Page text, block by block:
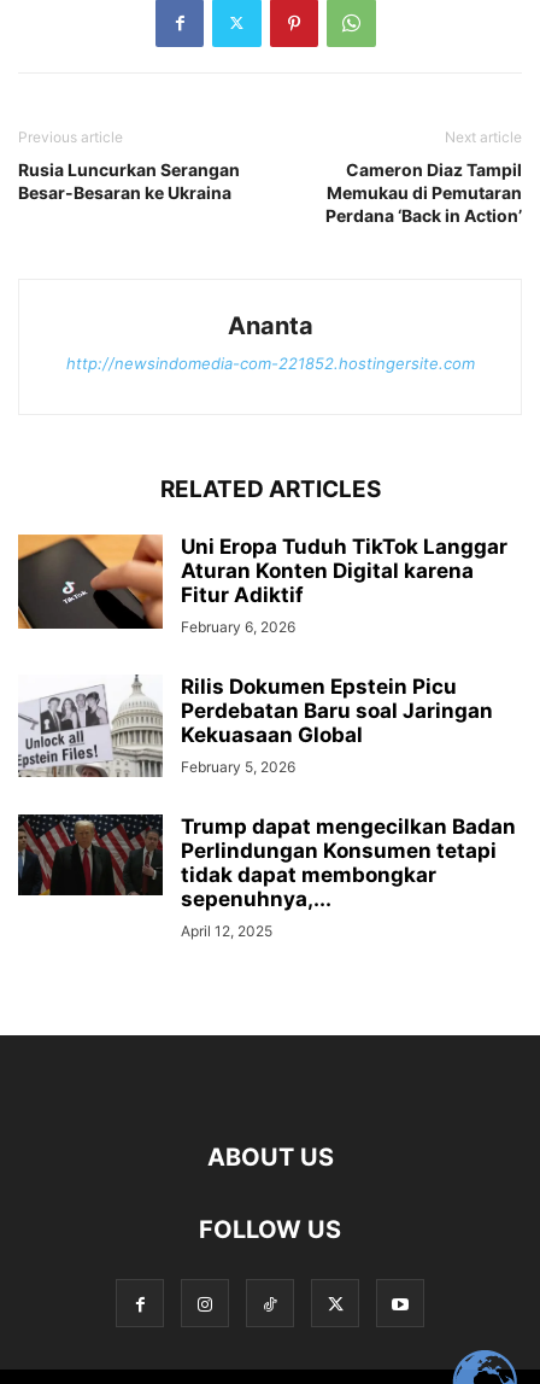
Previous article
Rusia Luncurkan Serangan
Besar-Besaran ke Ukraina
Next article
Cameron Diaz Tampil
Memukau di Pemutaran
Perdana ‘Back in Action’
Ananta
http://newsindomedia-com-221852.hostingersite.com
RELATED ARTICLES
Uni Eropa Tuduh TikTok Langgar
Aturan Konten Digital karena
Fitur Adiktif
February 6, 2026
Rilis Dokumen Epstein Picu
Perdebatan Baru soal Jaringan
Kekuasaan Global
February 5, 2026
Trump dapat mengecilkan Badan
Perlindungan Konsumen tetapi
tidak dapat membongkar
sepenuhnya,...
April 12, 2025
ABOUT US
FOLLOW US